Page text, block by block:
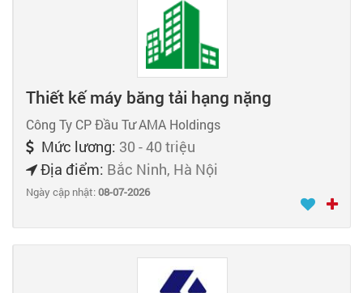
Thiết kế máy băng tải hạng nặng
Công Ty CP Đầu Tư AMA Holdings
Mức lương: 30 - 40 triệu
Địa điểm: Bắc Ninh, Hà Nội
Ngày cập nhật:08-07-2026